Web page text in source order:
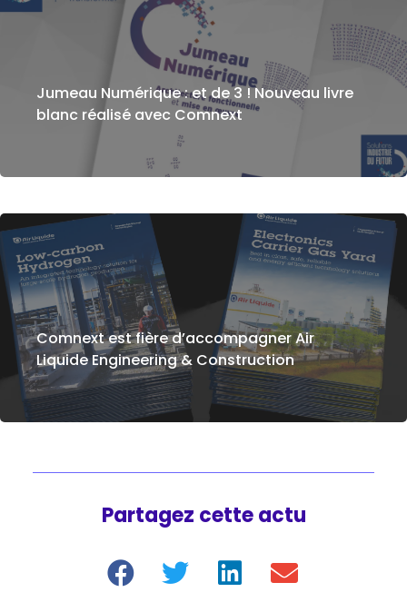
Jumeau Numérique : et de 3 ! Nouveau livre
blanc réalisé avec Comnext
Comnext est fière d’accompagner Air
Liquide Engineering & Construction
Partagez cette actu